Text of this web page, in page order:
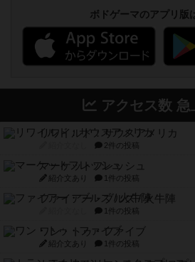
ボドゲーマのアプリ版
アクセス数 急
リワイルド：サウスアメリカ
2件の投稿
マーケットフレッシュ
紹介文あり 1件の投稿
ファイアー・ブルズ / 火牛陣
1件の投稿
ワン・トゥ・ファイブ
紹介文あり 1件の投稿